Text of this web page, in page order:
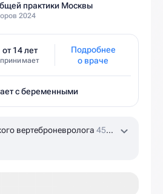
практики Москвы
2024
от 14 лет
принимает
Подробнее
о враче
с беременными
вертеброневролога 45